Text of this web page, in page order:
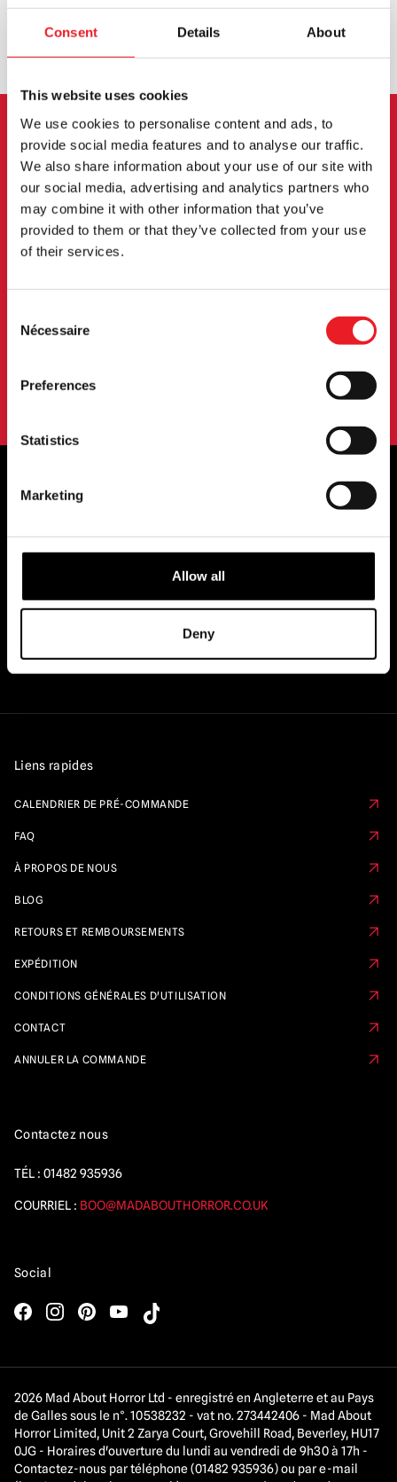
Consent Details About
This website uses cookies
We use cookies to personalise content and ads, to
provide social media features and to analyse our traffic.
We also share information about your use of our site with
our social media, advertising and analytics partners who
may combine it with other information that you’ve
provided to them or that they’ve collected from your use
of their services.
Selection
Nécessaire
Preferences
Statistics
Marketing
Allow all
Deny
ÉCHANGE OU RETOUR DEMANDES SUR MESURE
INSCRIPTION AU BULLETIN
D'INFORMATION
Inscrivez-vous pour recevoir les dernières
informations sur les nouveaux produits, les
En vous abonnant à notre newsletter, vous acceptez nos
conditions d'utilisation.
STOCKISTES OFFICIELS DU ROYAUME-
UNI ET DE L'EUROPE...
Liens rapides
CALENDRIER DE PRÉ-COMMANDE
FAQ
À PROPOS DE NOUS
BLOG
RETOURS ET REMBOURSEMENTS
EXPÉDITION
CONDITIONS GÉNÉRALES D'UTILISATION
CONTACT
ANNULER LA COMMANDE
Contactez nous
TÉL : 01482 935936
COURRIEL : BOO@MADABOUTHORROR.CO.UK
Social
2026 Mad About Horror Ltd - enregistré en Angleterre et au Pays
de Galles sous le n°. 10538232 - vat no. 273442406 - Mad About
Horror Limited, Unit 2 Zarya Court, Grovehill Road, Beverley, HU17
0JG - Horaires d'ouverture du lundi au vendredi de 9h30 à 17h -
Contactez-nous par téléphone (01482 935936) ou par e-mail